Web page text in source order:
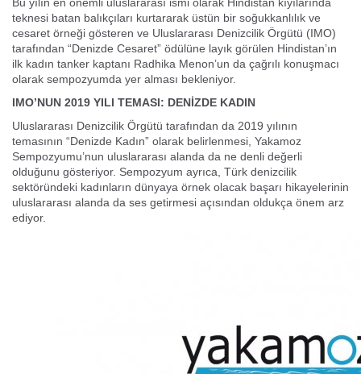
teknesi batan balıkçıları kurtararak üstün bir soğukkanlılık ve
cesaret örneği gösteren ve Uluslararası Denizcilik Örgütü (IMO)
tarafından “Denizde Cesaret” ödülüne layık görülen Hindistan’ın
ilk kadın tanker kaptanı Radhika Menon’un da çağrılı konuşmacı
olarak sempozyumda yer alması bekleniyor.
IMO’NUN 2019 YILI TEMASI: DENİZDE KADIN
Uluslararası Denizcilik Örgütü tarafından da 2019 yılının
temasının “Denizde Kadın” olarak belirlenmesi, Yakamoz
Sempozyumu’nun uluslararası alanda da ne denli değerli
olduğunu gösteriyor. Sempozyum ayrıca, Türk denizcilik
sektöründeki kadınların dünyaya örnek olacak başarı hikayelerinin
uluslararası alanda da ses getirmesi açısından oldukça önem arz
ediyor.